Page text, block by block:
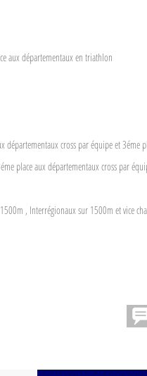
aux départementaux en triathlon
cross par équipe et 3éme
place aux départementaux cross par
, Interrégionaux sur 1500m et vice